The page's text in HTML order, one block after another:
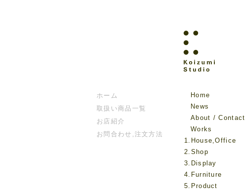
Home
News
About / Contact
Works
1.House,Office
2.Shop
3.Display
4.Furniture
5.Product
ホーム
取扱い商品一覧
お店紹介
お問合わせ,注文方法